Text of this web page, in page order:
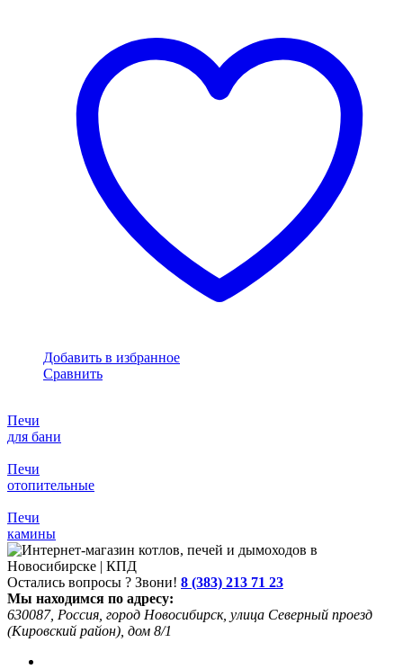
Добавить в избранное
Сравнить
Печи
для бани
Печи
отопительные
Печи
камины
Остались вопросы ? Звони! 8 (383) 213 71 23
Мы находимся по адресу:
630087, Россия, город Новосибирск, улица Северный проезд
(Кировский район), дом 8/1